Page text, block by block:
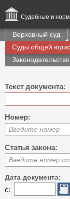
Судебные и
Верховный суд
Суды общей
Законодательство
Текст документа:
Номер:
Введите номер
Статья закона:
Введите номер
Дата документа:
с: